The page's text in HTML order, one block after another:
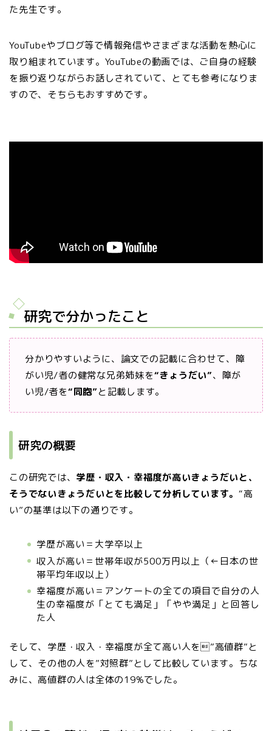
た先生です。
YouTubeやブログ等で情報発信やさまざまな活動を熱心に
取り組まれています。YouTubeの動画では、ご自身の経験
を振り返りながらお話しされていて、とても参考になりま
すので、そちらもおすすめです。
研究で分かったこと
分かりやすいように、論文での記載に合わせて、障
がい児/者の健常な兄弟姉妹を“きょうだい”、障が
い児/者を“同胞”と記載します。
研究の概要
この研究では、 学歴・収入・幸福度が高いきょうだいと、
そうでないきょうだいとを比較して分析しています。“高
い”の基準は以下の通りです。
学歴が高い＝大学卒以上
収入が高い＝世帯年収が500万円以上（←日本の世
帯平均年収以上）
幸福度が高い＝アンケートの全ての項目で自分の人
生の幸福度が「とても満足」「やや満足」と回答し
た人
そして、学歴・収入・幸福度が全て高い人を”高値群”と
して、その他の人を”対照群”として比較しています。ちな
みに、高値群の人は全体の19%でした。